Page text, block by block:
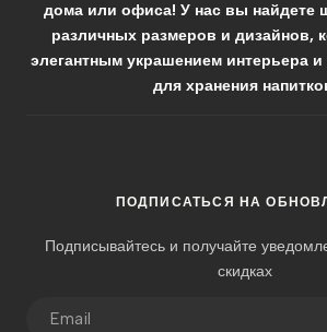
дома или офиса! У нас вы найдете
различных размеров и дизайнов,
элегантным украшением интерьера
для хранения
ПОДПИСАТЬСЯ НА
Подписывайтесь и получайте
скидках